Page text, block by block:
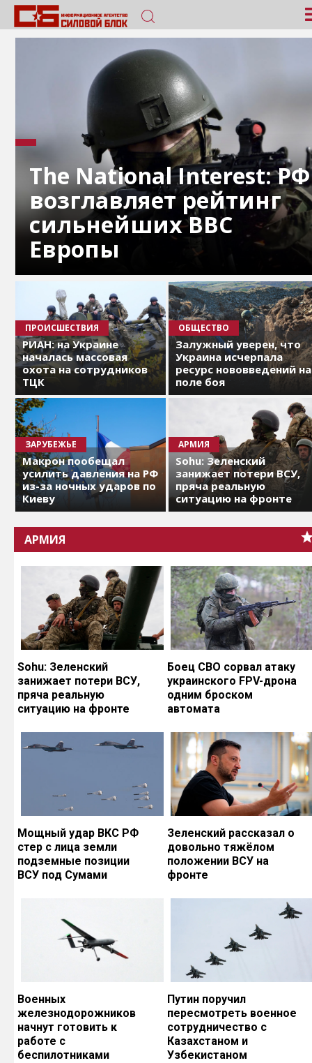
The National Interest: РФ
возглавляет рейтинг
сильнейших ВВС
Европы
ПРОИСШЕСТВИЯ
РИАН: на Украине
началась массовая
охота на сотрудников
ТЦК
ОБЩЕСТВО
Залужный уверен, что
Украина исчерпала
ресурс нововведений на
поле боя
ЗАРУБЕЖЬЕ
Макрон пообещал
усилить давления на РФ
из-за ночных ударов по
Киеву
АРМИЯ
Sohu: Зеленский
занижает потери ВСУ,
пряча реальную
ситуацию на фронте
АРМИЯ
Sohu: Зеленский
занижает потери ВСУ,
пряча реальную
ситуацию на фронте
Боец СВО сорвал атаку
украинского FPV-дрона
одним броском
автомата
Мощный удар ВКС РФ
стер с лица земли
подземные позиции
ВСУ под Сумами
Зеленский рассказал о
довольно тяжёлом
положении ВСУ на
фронте
Военных
железнодорожников
начнут готовить к
работе с
беспилотниками
Путин поручил
пересмотреть военное
сотрудничество с
Казахстаном и
Узбекистаном